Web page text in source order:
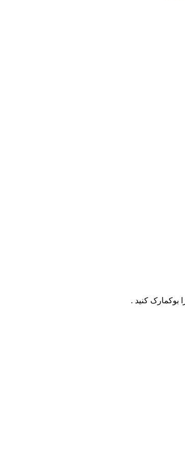
بوکمارک کنید .